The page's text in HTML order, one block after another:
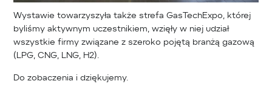
Wystawie towarzyszyła także strefa GasTechExpo, której
byliśmy aktywnym uczestnikiem, wzięły w niej udział
wszystkie firmy związane z szeroko pojętą branżą gazową
(LPG, CNG, LNG, H2).
Do zobaczenia i dziękujemy.